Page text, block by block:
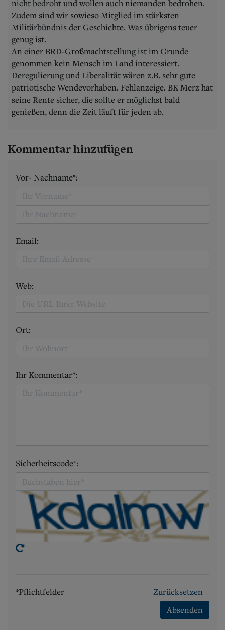
nicht bedroht und wollen auch niemanden bedrohen.
Zudem sind wir sowieso Mitglied im stärksten
Militärbündnis der Geschichte. Was übrigens teuer
genug ist.
An einer BRD-Großmachtstellung ist im Grunde
genommen kein Mensch im Land interessiert.
Deregulierung und Liberalität wären z.B. sehr gute
patriotische Wendevorhaben. Fehlanzeige. BK Merz hat
seine Rente sicher, die sollte er möglichst bald
genießen, denn die Zeit läuft für jeden ab.
Kommentar hinzufügen
Vor- Nachname*:
Email:
Web:
Ort:
Ihr Kommentar*:
Sicherheitscode*:
*Pflichtfelder
Zurücksetzen
Absenden